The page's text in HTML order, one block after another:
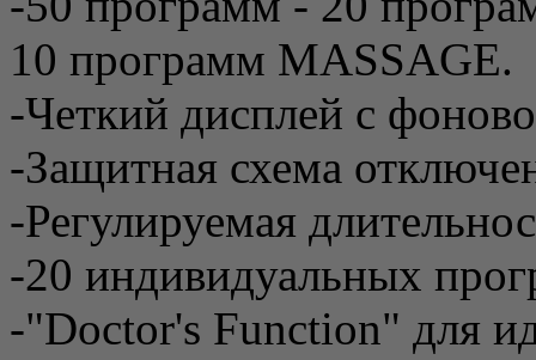
10 программ MАSSAGE.
-Четкий дисплей с
-Защитная схема
-Регулируемая
-20 индивидуальных
-"Doctor's Function" для